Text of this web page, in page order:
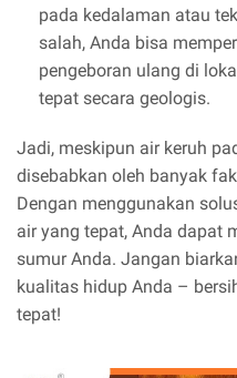
pada kedalaman atau
salah, Anda bisa
pengeboran ulang di
tepat secara geologis.
Jadi, meskipun air keruh
disebabkan oleh banyak
Dengan menggunakan
air yang tepat, Anda dapat
sumur Anda. Jangan
kualitas hidup Anda –
tepat!